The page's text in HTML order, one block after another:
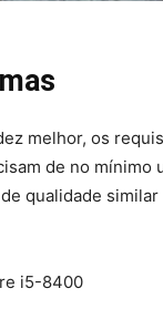
melhor, os
de no mínimo
qualidade similar
i5-8400